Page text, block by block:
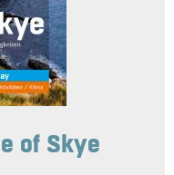
of Skye